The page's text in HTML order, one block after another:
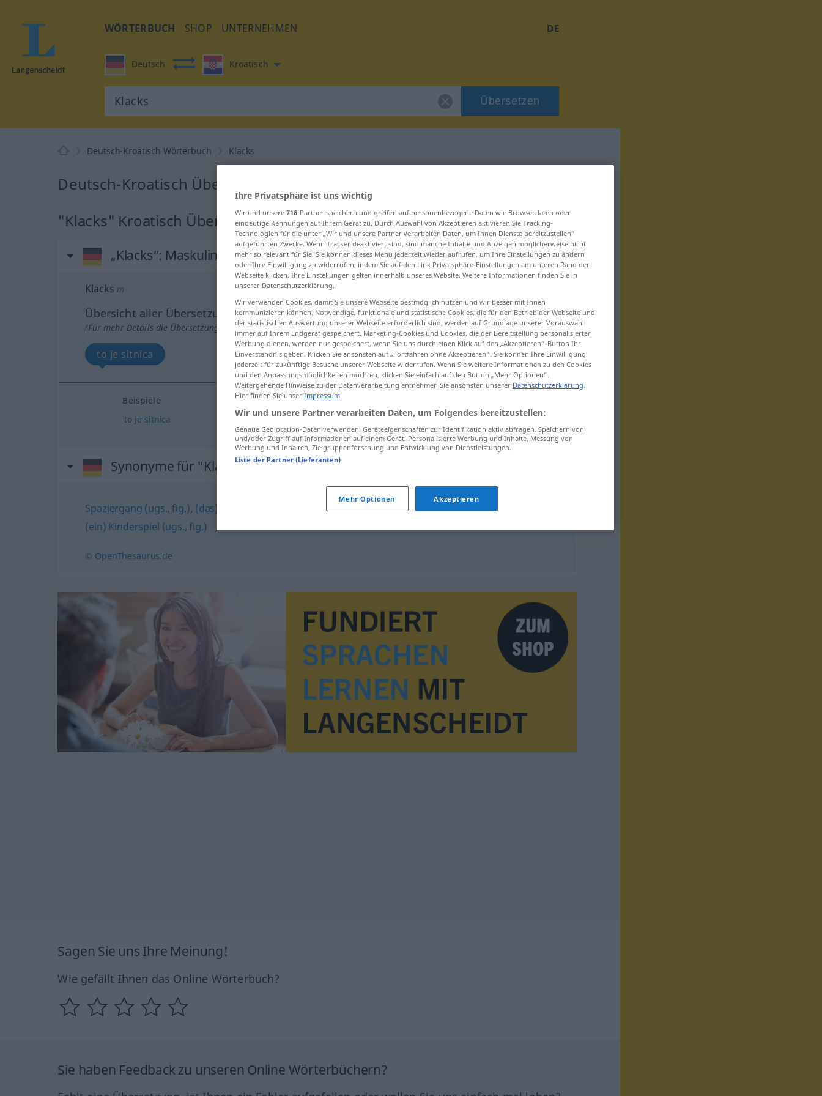
WÖRTERBUCH SHOP UNTERNEHMEN DE
Deutsch Kroatisch
Übersetzen
Deutsch-Kroatisch Wörterbuch Klacks
Deutsch-Kroatisch Übersetzung für "Klacks"
"Klacks" Kroatisch Übersetzung
„Klacks“: Maskulinum
Klacks m
Übersicht aller Übersetzungen
(Für mehr Details die Übersetzung anklicken/antippen)
to je sitnica
Beispiele
to je sitnica das ist ein KlacksUMG
Synonyme für "Klacks"
Spaziergang (ugs., fig.), (das) (reinste) Kinderspiel Pappenstiel (ugs.),Kleinigkeit (ugs.),Leichtigkeit
(ein) Kinderspiel (ugs., fig.)
© OpenThesaurus.de
Sagen Sie uns Ihre Meinung!
Wie gefällt Ihnen das Online Wörterbuch?
Sie haben Feedback zu unseren Online Wörterbüchern?
Ihre Privatsphäre ist uns wichtig
Wir und unsere 716-Partner speichern und greifen auf personenbezogene Daten wie Browserdaten oder
eindeutige Kennungen auf Ihrem Gerät zu. Durch Auswahl von Akzeptieren aktivieren Sie Tracking-
Technologien für die unter „Wir und unsere Partner verarbeiten Daten, um Ihnen Dienste bereitzustellen“
aufgeführten Zwecke. Wenn Tracker deaktiviert sind, sind manche Inhalte und Anzeigen möglicherweise nicht
mehr so relevant für Sie. Sie können dieses Menü jederzeit wieder aufrufen, um Ihre Einstellungen zu ändern
oder Ihre Einwilligung zu widerrufen, indem Sie auf den Link Privatsphäre-Einstellungen am unteren Rand der
Webseite klicken. Ihre Einstellungen gelten innerhalb unseres Website. Weitere Informationen finden Sie in
unserer Datenschutzerklärung.
Wir verwenden Cookies, damit Sie unsere Webseite bestmöglich nutzen und wir besser mit Ihnen
kommunizieren können. Notwendige, funktionale und statistische Cookies, die für den Betrieb der Webseite und
der statistischen Auswertung unserer Webseite erforderlich sind, werden auf Grundlage unserer Vorauswahl
immer auf Ihrem Endgerät gespeichert. Marketing-Cookies und Cookies, die der Bereitstellung personalisierter
Werbung dienen, werden nur gespeichert, wenn Sie uns durch einen Klick auf den „Akzeptieren“-Button Ihr
Einverständnis geben. Klicken Sie ansonsten auf „Fortfahren ohne Akzeptieren“. Sie können Ihre Einwilligung
jederzeit für zukünftige Besuche unserer Webseite widerrufen. Wenn Sie weitere Informationen zu den Cookies
und den Anpassungsmöglichkeiten möchten, klicken Sie einfach auf den Button „Mehr Optionen“.
Weitergehende Hinweise zu der Datenverarbeitung entnehmen Sie ansonsten unserer Datenschutzerklärung.
Hier finden Sie unser Impressum.
Wir und unsere Partner verarbeiten Daten, um Folgendes bereitzustellen:
Genaue Geolocation-Daten verwenden. Geräteeigenschaften zur Identifikation aktiv abfragen. Speichern von
und/oder Zugriff auf Informationen auf einem Gerät. Personalisierte Werbung und Inhalte, Messung von
Werbung und Inhalten, Zielgruppenforschung und Entwicklung von Dienstleistungen.
Liste der Partner (Lieferanten)
Mehr Optionen Akzeptieren